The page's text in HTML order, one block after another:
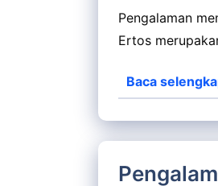
Pengalaman
Ertos
Baca